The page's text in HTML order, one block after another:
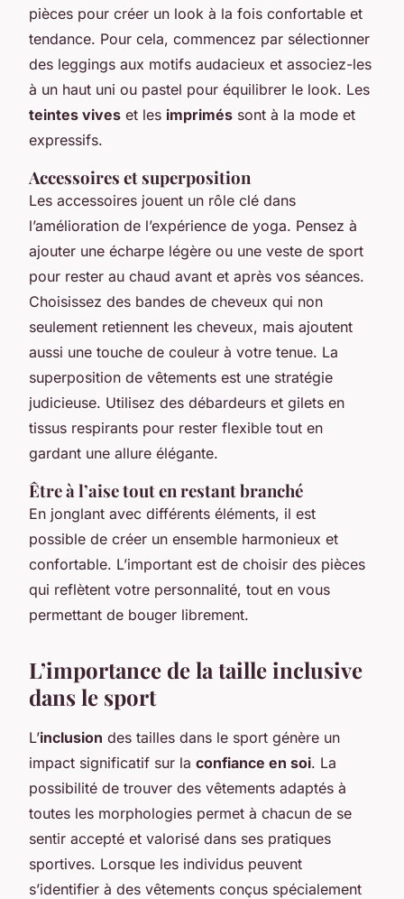
pièces pour créer un look à la fois confortable et
tendance. Pour cela, commencez par sélectionner
des leggings aux motifs audacieux et associez-les
à un haut uni ou pastel pour équilibrer le look. Les
teintes vives et les imprimés sont à la mode et
expressifs.
Accessoires et superposition
Les accessoires jouent un rôle clé dans
l’amélioration de l’expérience de yoga. Pensez à
ajouter une écharpe légère ou une veste de sport
pour rester au chaud avant et après vos séances.
Choisissez des bandes de cheveux qui non
seulement retiennent les cheveux, mais ajoutent
aussi une touche de couleur à votre tenue. La
superposition de vêtements est une stratégie
judicieuse. Utilisez des débardeurs et gilets en
tissus respirants pour rester flexible tout en
gardant une allure élégante.
Être à l’aise tout en restant branché
En jonglant avec différents éléments, il est
possible de créer un ensemble harmonieux et
confortable. L’important est de choisir des pièces
qui reflètent votre personnalité, tout en vous
permettant de bouger librement.
L’importance de la taille inclusive
dans le sport
L’inclusion des tailles dans le sport génère un
impact significatif sur la confiance en soi. La
possibilité de trouver des vêtements adaptés à
toutes les morphologies permet à chacun de se
sentir accepté et valorisé dans ses pratiques
sportives. Lorsque les individus peuvent
s’identifier à des vêtements conçus spécialement